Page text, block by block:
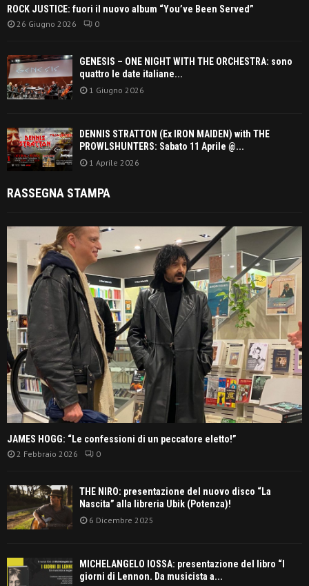
ROCK JUSTICE: fuori il nuovo album “You’ve Been Served”
26 Giugno 2026 0
GENESIS – ONE NIGHT WITH THE ORCHESTRA: sono
quattro le date italiane...
1 Giugno 2026
DENNIS STRATTON (Ex IRON MAIDEN) with THE
PROWLSHUNTERS: Sabato 11 Aprile @...
1 Aprile 2026
RASSEGNA STAMPA
JAMES HOGG: “Le confessioni di un peccatore eletto!”
2 Febbraio 2026 0
THE NIRO: presentazione del nuovo disco “La
Nascita” alla libreria Ubik (Potenza)!
6 Dicembre 2025
MICHELANGELO IOSSA: presentazione del libro “I
giorni di Lennon. Da musicista a...